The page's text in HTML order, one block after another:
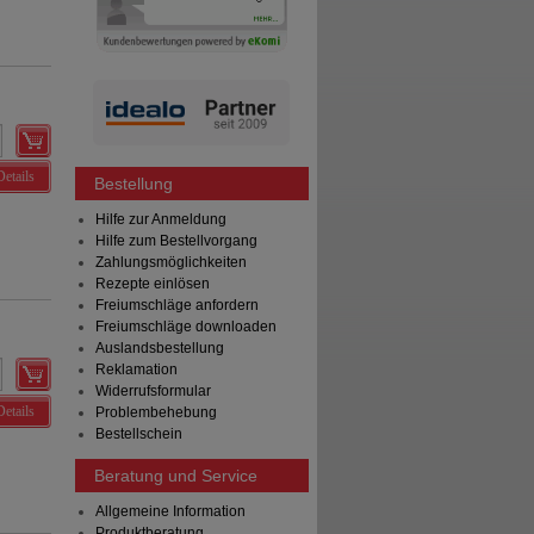
Bestellung
Hilfe zur Anmeldung
Hilfe zum Bestellvorgang
Zahlungsmöglichkeiten
Rezepte einlösen
Freiumschläge anfordern
Freiumschläge downloaden
Auslandsbestellung
Reklamation
Widerrufsformular
Problembehebung
Bestellschein
Beratung und Service
Allgemeine Information